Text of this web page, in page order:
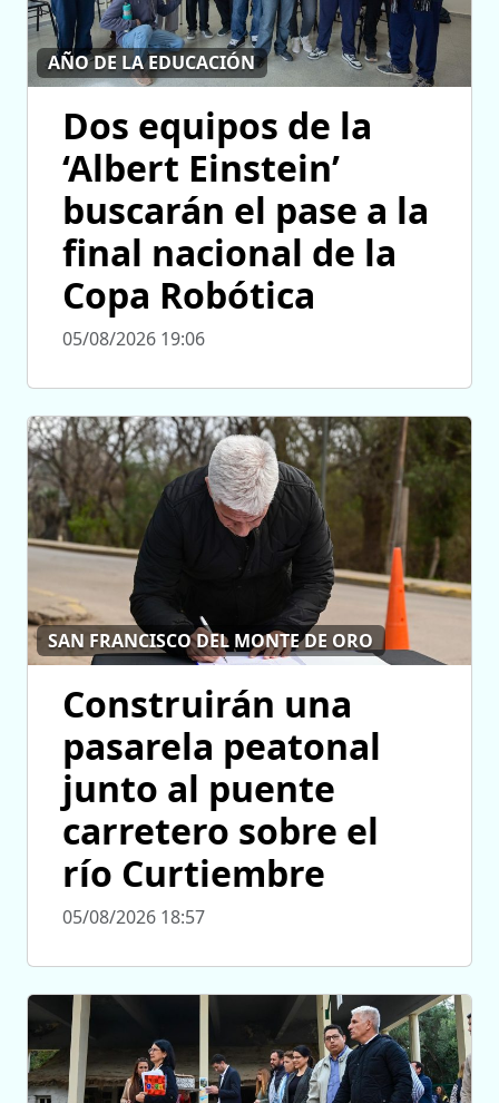
AÑO DE LA EDUCACIÓN
Dos equipos de la
‘Albert Einstein’
buscarán el pase a la
final nacional de la
Copa Robótica
05/08/2026 19:06
SAN FRANCISCO DEL MONTE DE ORO
Construirán una
pasarela peatonal
junto al puente
carretero sobre el
río Curtiembre
05/08/2026 18:57